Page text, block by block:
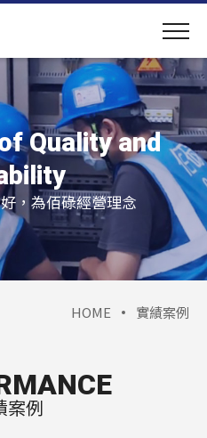
Quality and
，為佰碌經營理念
HOME 實績案例
案例